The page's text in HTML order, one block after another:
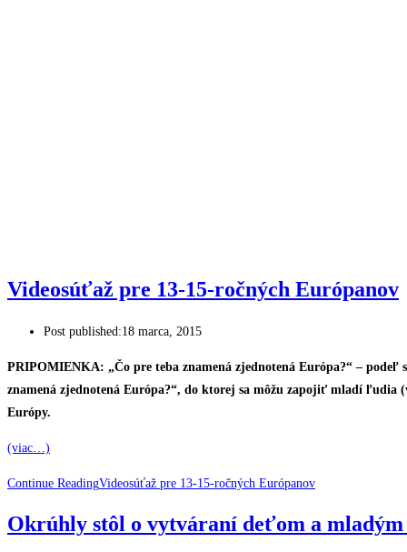
Videosúťaž pre 13-15-ročných Európanov
Post published:18 marca, 2015
PRIPOMIENKA: „Čo pre teba znamená zjednotená Európa?“ – podeľ
znamená zjednotená Európa?“, do ktorej sa môžu zapojiť mladí
Európy.
(viac…)
Continue ReadingVideosúťaž pre 13-15-ročných Európanov
Okrúhly stôl o vytváraní deťom a